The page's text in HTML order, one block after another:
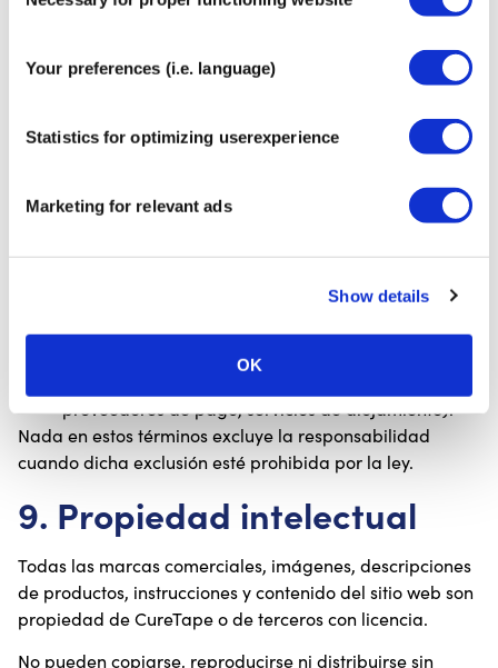
Your preferences (i.e. language)
Statistics for optimizing userexperience
Marketing for relevant ads
Show details
OK
anula la garantía.
responsabilidad
En la máxima medida permitida por la ley, CureTape no
Información utilizada para la autograbación sin
supervisión profesional;
proveedores de pago, servicios de alojamiento).
Nada en estos términos excluye la responsabilidad
cuando dicha exclusión esté prohibida por la ley.
9. Propiedad intelectual
Todas las marcas comerciales, imágenes, descripciones
de productos, instrucciones y contenido del sitio web son
propiedad de CureTape o de terceros con licencia.
No pueden copiarse, reproducirse ni distribuirse sin